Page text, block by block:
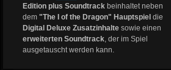
Edition plus Soundtrack beinhaltet neben
dem"The I of the Dragon" Hauptspiel die
Digital Deluxe Zusatzinhalte sowie einen
erweiterten Soundtrack, der im Spiel
ausgetauscht werden kann.